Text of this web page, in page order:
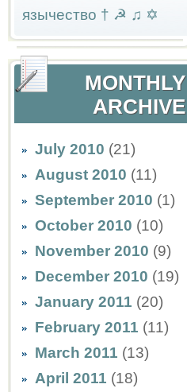
язычество † ☭ ♫ ✡
MONTHLY
ARCHIVE
July 2010 (21)
August 2010 (11)
September 2010 (1)
October 2010 (10)
November 2010 (9)
December 2010 (19)
January 2011 (20)
February 2011 (11)
March 2011 (13)
April 2011 (18)